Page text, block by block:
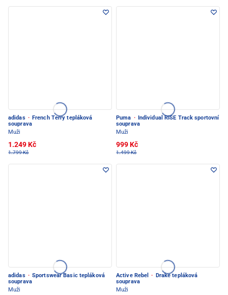
adidas · French Terry tepláková
souprava
Muži
1.249 Kč
1.799 Kč
Puma ·
Individual RISE Track sportovní
souprava
Muži
999 Kč
1.499 Kč
adidas · Sportswear Basic tepláková
souprava
Muži
Active Rebel ·
Drake tepláková
souprava
Muži